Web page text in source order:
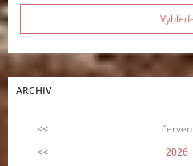
ARCHIV
<< červen
<<
2026